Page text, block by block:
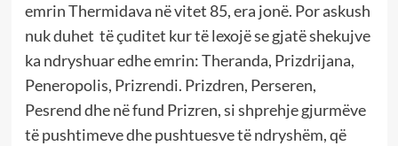
emrin Thermidava në vitet 85, era jonë. Por askush
nuk duhet të çuditet kur të lexojë se gjatë shekujve
ka ndryshuar edhe emrin: Theranda, Prizdrijana,
Peneropolis, Prizrendi. Prizdren, Perseren,
Pesrend dhe në fund Prizren, si shprehje gjurmëve
të pushtimeve dhe pushtuesve të ndryshëm, që